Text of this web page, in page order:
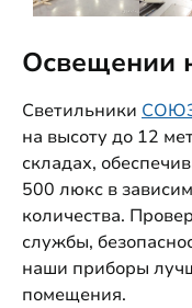
Освещении
Светильники
на высоту до 12
складах,
500 люкс в
количества.
службы,
наши приборы
помещения.